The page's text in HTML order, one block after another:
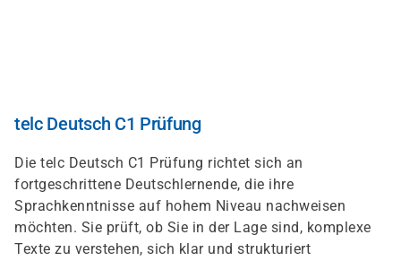
telc Deutsch C1 Prüfung
Die telc Deutsch C1 Prüfung richtet sich an
fortgeschrittene Deutschlernende, die ihre
Sprachkenntnisse auf hohem Niveau nachweisen
möchten. Sie prüft, ob Sie in der Lage sind, komplexe
Texte zu verstehen, sich klar und strukturiert